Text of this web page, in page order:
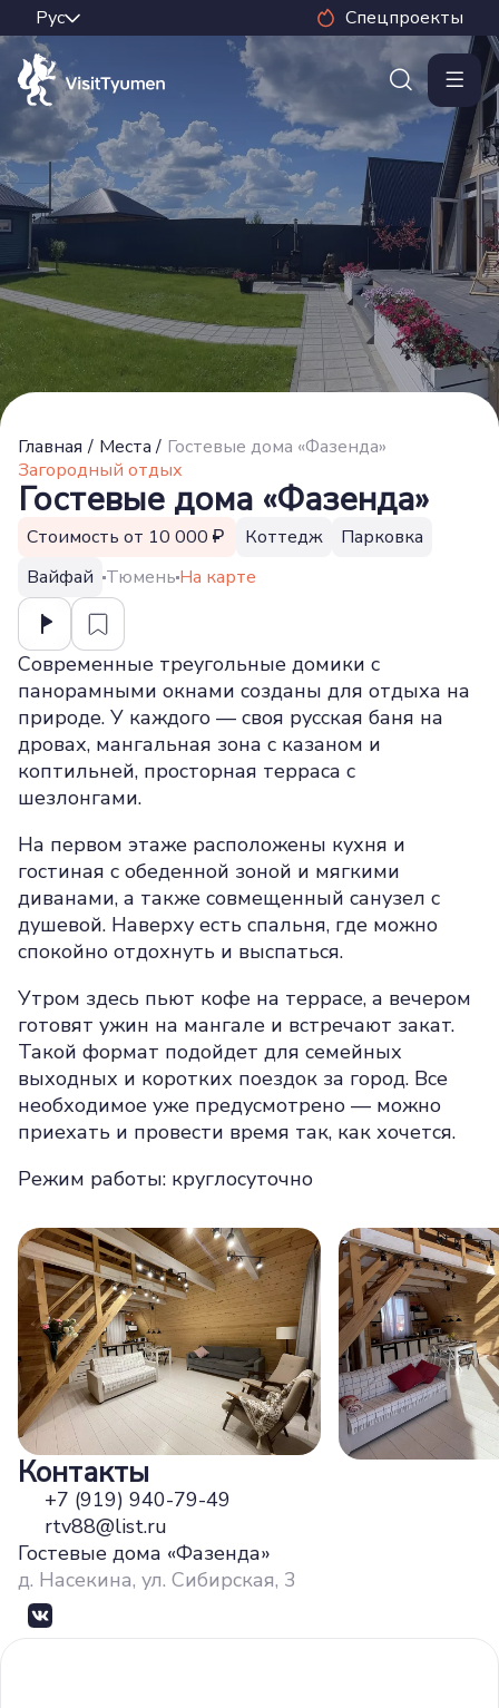
Спецпроекты
Главная / Места / Гостевые дома «Фазенда»
Загородный отдых
Гостевые дома «Фазенда»
Стоимость от 10 000 Коттедж
Парковка
Вайфай Тюмень На карте
Современные треугольные домики с
панорамными окнами созданы для отдыха на
природе. У каждого — своя русская баня на
дровах, мангальная зона с казаном и
коптильней, просторная терраса с
шезлонгами.
На первом этаже расположены кухня и
гостиная с обеденной зоной и мягкими
диванами, а также совмещенный санузел с
душевой. Наверху есть спальня, где можно
спокойно отдохнуть и выспаться.
Утром здесь пьют кофе на террасе, а вечером
готовят ужин на мангале и встречают закат.
Такой формат подойдет для семейных
выходных и коротких поездок за город. Все
необходимое уже предусмотрено — можно
приехать и провести время так, как хочется.
Режим работы: круглосуточно
Контакты
+7 (919) 940-79-49
rtv88@list.ru
Гостевые дома «Фазенда»
д. Насекина, ул. Сибирская, 3